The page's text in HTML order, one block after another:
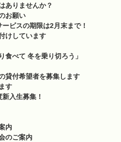
ありませんか？
お願い
ビスの期限は2月末まで！
けしています
食べて 冬を乗り切ろう」
貸付希望者を募集します
す
入生募集！
内
のご案内